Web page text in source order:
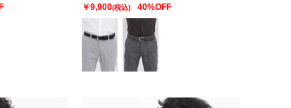
￥9,900(税込) 40%OFF